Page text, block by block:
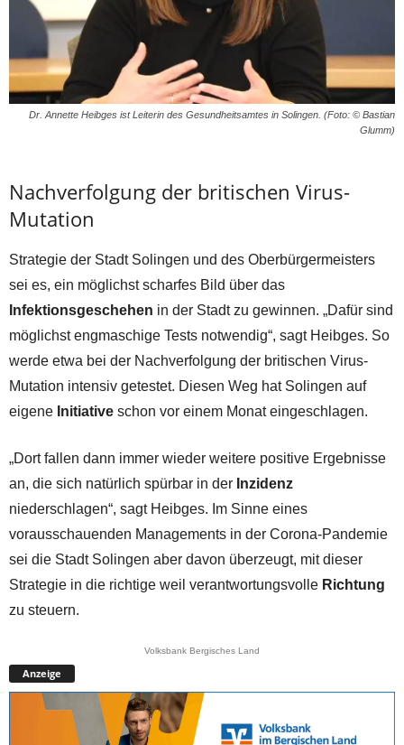
Dr. Annette Heibges ist Leiterin des Gesundheitsamtes in Solingen. (Foto: © Bastian
Glumm)
Nachverfolgung der britischen Virus-
Mutation
Strategie der Stadt Solingen und des Oberbürgermeisters
sei es, ein möglichst scharfes Bild über das
Infektionsgeschehen in der Stadt zu gewinnen. „Dafür sind
möglichst engmaschige Tests notwendig“, sagt Heibges. So
werde etwa bei der Nachverfolgung der britischen Virus-
Mutation intensiv getestet. Diesen Weg hat Solingen auf
eigene Initiative schon vor einem Monat eingeschlagen.
„Dort fallen dann immer wieder weitere positive Ergebnisse
an, die sich natürlich spürbar in der Inzidenz
niederschlagen“, sagt Heibges. Im Sinne eines
vorausschauenden Managements in der Corona-Pandemie
sei die Stadt Solingen aber davon überzeugt, mit dieser
Strategie in die richtige weil verantwortungsvolle Richtung
zu steuern.
Volksbank Bergisches Land
Anzeige